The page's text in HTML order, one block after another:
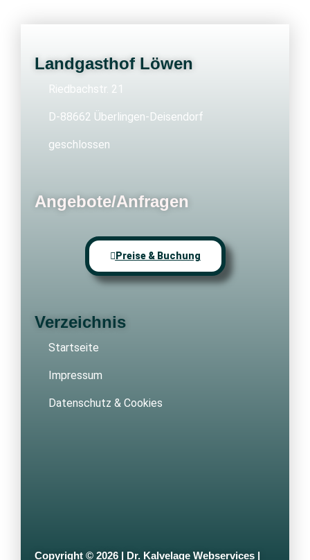
Landgasthof Löwen
Riedbachstr. 21
D-88662 Überlingen-Deisendorf
geschlossen
Angebote/Anfragen
Preise & Buchung
Verzeichnis
Startseite
Impressum
Datenschutz & Cookies
Copyright © 2026 | Dr. Kalvelage Webservices |